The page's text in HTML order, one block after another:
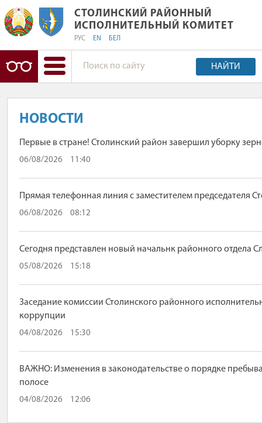
СТОЛИНСКИЙ РАЙОННЫЙ
СТОЛИНСКИЙ РАЙОННЫЙ
ИСПОЛНИТЕЛЬНЫЙ КОМИТЕТ
РУС EN БЕЛ
НАЙТИ
НОВОСТИ
Первые в стране! Столинский район завершил уборку
06/08/2026 11:40
Прямая телефонная линия с заместителем председателя
06/08/2026 08:12
Сегодня представлен новый начальнк районного отдела
05/08/2026 15:18
Заседание комиссии Столинского районного
коррупции
04/08/2026 15:30
ВАЖНО: Изменения в законодательстве о порядке
полосе
04/08/2026 12:06